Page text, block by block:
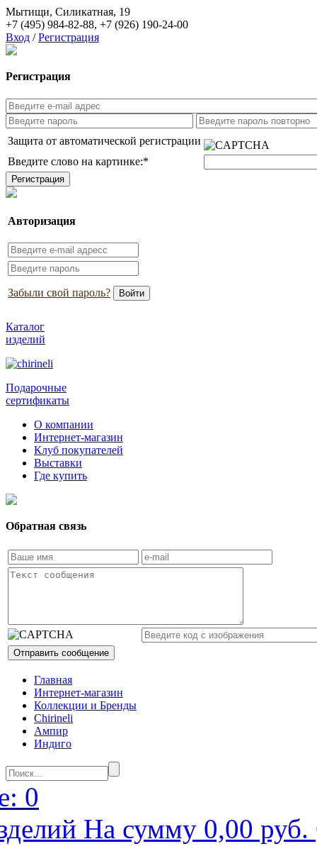
Мытищи, Силикатная, 19
+7 (495) 984-82-88, +7 (926) 190-24-00
Вход / Регистрация
Регистрация
Защита от автоматической регистрации
Введите слово на картинке:*
Авторизация
Забыли свой пароль?
Каталог
изделий
Подарочные
сертификаты
О компании
Интернет-магазин
Клуб покупателей
Выставки
Где купить
Обратная связь
Главная
Интернет-магазин
Коллекции и Бренды
Chirineli
Ампир
Индиго
0
На сумму 0,00 руб.